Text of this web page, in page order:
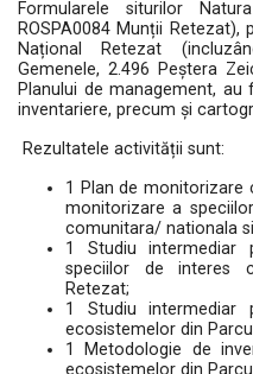
Formularele siturilor
ROSPA0084 Munții
Național Retezat
Gemenele, 2.496 Peștera
Planului de management,
inventariere, precum și
Rezultatele activității sunt:
1 Plan de monitorizare
monitorizare a
comunitara/ nationala
1 Studiu intermediar
speciilor de interes
Retezat;
1 Studiu intermediar
ecosistemelor din
1 Metodologie de
ecosistemelor din